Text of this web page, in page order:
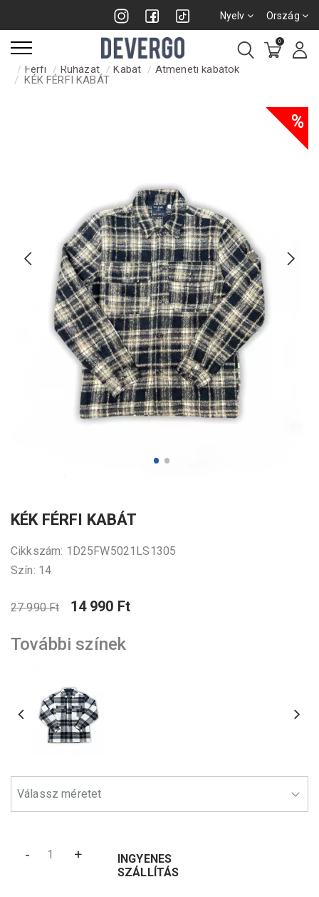
Nyelv Ország
0
Férfi Ruházat Kabát
Átmeneti kabátok
KÉK FÉRFI KABÁT
%
KÉK FÉRFI KABÁT
Cikkszám: 1D25FW5021LS1305
Szín: 14
27 990 Ft 14 990 Ft
További színek
- +
INGYENES
SZÁLLÍTÁS